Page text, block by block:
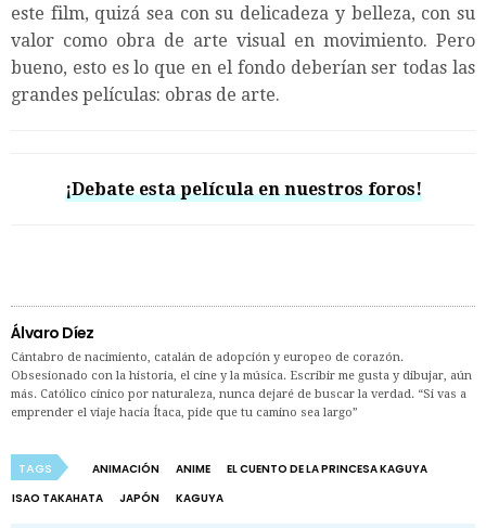
este film, quizá sea con su delicadeza y belleza, con su
valor como obra de arte visual en movimiento. Pero
bueno, esto es lo que en el fondo deberían ser todas las
grandes películas: obras de arte.
¡Debate esta película en nuestros foros!
Álvaro Díez
Cántabro de nacimiento, catalán de adopción y europeo de corazón.
Obsesionado con la historia, el cine y la música. Escribir me gusta y dibujar, aún
más. Católico cínico por naturaleza, nunca dejaré de buscar la verdad. “Si vas a
emprender el viaje hacia Ítaca, pide que tu camino sea largo”
TAGS ANIMACIÓN ANIME
EL CUENTO DE LA PRINCESA KAGUYA
ISAO TAKAHATA
JAPÓN KAGUYA